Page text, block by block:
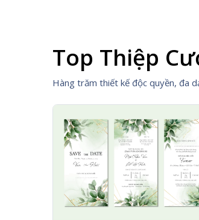
Top Thiệp
Hàng trăm thiết kế độc quyền, đa